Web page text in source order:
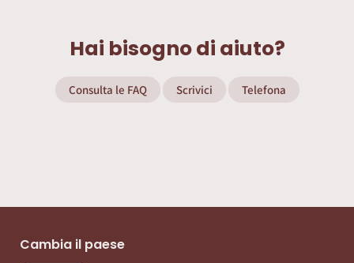
Hai bisogno di aiuto?
Consulta le FAQ Scrivici Telefona
Cambia il paese